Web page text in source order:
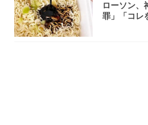
ローソン、
罪」「コレ